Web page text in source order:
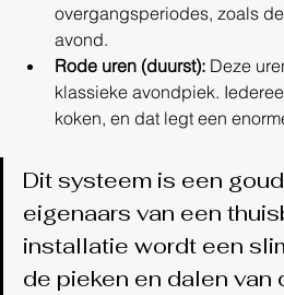
overgangsperiodes, zoals
avond.
Rode uren (duurst): Deze
klassieke avondpiek.
koken, en dat legt een
Dit systeem is een
eigenaars van een
installatie wordt een
de pieken en dalen van